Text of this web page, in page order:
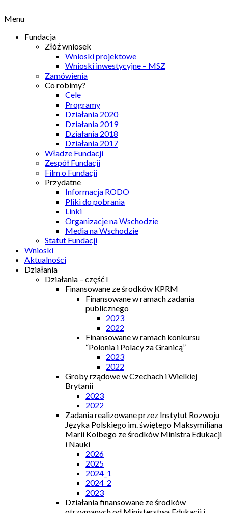
Menu
Fundacja
Złóż wniosek
Wnioski projektowe
Wnioski inwestycyjne – MSZ
Zamówienia
Co robimy?
Cele
Programy
Działania 2020
Działania 2019
Działania 2018
Działania 2017
Władze Fundacji
Zespół Fundacji
Film o Fundacji
Przydatne
Informacja RODO
Pliki do pobrania
Linki
Organizacje na Wschodzie
Media na Wschodzie
Statut Fundacji
Wnioski
Aktualności
Działania
Działania – część I
Finansowane ze środków KPRM
Finansowane w ramach zadania
publicznego
2023
2022
Finansowane w ramach konkursu
“Polonia i Polacy za Granicą”
2023
2022
Groby rządowe w Czechach i Wielkiej
Brytanii
2023
2022
Zadania realizowane przez Instytut Rozwoju
Języka Polskiego im. świętego Maksymiliana
Marii Kolbego ze środków Ministra Edukacji
i Nauki
2026
2025
2024_1
2024_2
2023
Działania finansowane ze środków